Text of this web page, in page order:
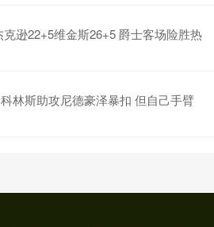
逊22+5维金斯26+5 爵士客场险胜热
林斯助攻尼德豪泽暴扣 但自己手臂